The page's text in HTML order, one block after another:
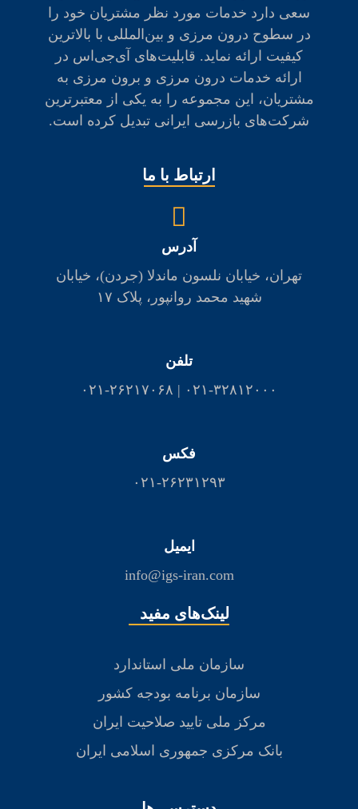
سعی دارد خدمات مورد نظر مشتريان خود را
در سطوح درون ‌مرزی و بين‌المللی با بالاترين
كيفيت ارائه نمايد. قابلیت‌های آی‌جی‌اس در
ارائه خدمات درون مرزی و برون مرزی به
مشتريان، اين مجموعه را به يكی از معتبرترين
شرکت‌های بازرسی ايرانی تبديل كرده است.
ارتباط با ما
آدرس
تهران، خیابان نلسون ماندلا (جردن)، خیابان
شهید محمد روانپور، پلاک ۱۷
تلفن
۰۲۱-۳۲۸۱۲۰۰۰ | ۰۲۱-۲۶۲۱۷۰۶۸
فکس
۰۲۱-۲۶۲۳۱۲۹۳
ایمیل
info@igs-iran.com
لینک‌های مفید
سازمان ملی استاندارد
سازمان برنامه بودجه کشور
مرکز ملی تایید صلاحیت ایران
بانک مرکزی جمهوری اسلامی ایران